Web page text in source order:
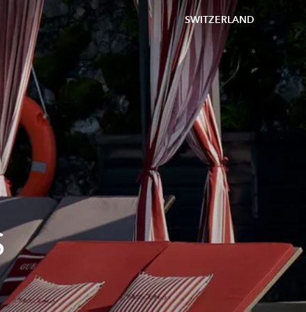
SWITZERLAND